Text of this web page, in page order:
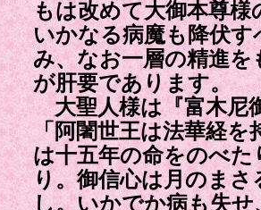
もは改めて大御本尊様
いかなる病魔も降伏す
み、なお一層の精進
が肝要であります。
大聖人様は『富木尼
「阿闍世王は法華経を
は十五年の命をのべ
り。御信心は月のま
し。いかでか病も失